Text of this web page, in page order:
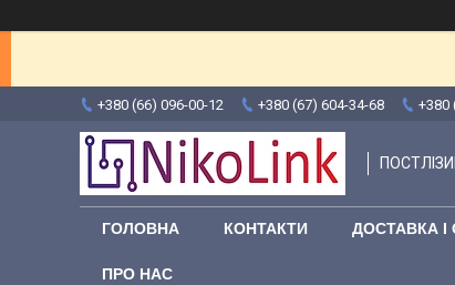
+380 (66) 096-00-12 +380 (67) 604-34-68 +380
ГОЛОВНА КОНТАКТИ ДОСТАВКА І
ПРО НАС